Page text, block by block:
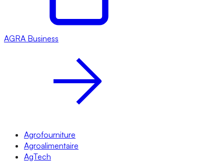
AGRA Business
Agrofourniture
Agroalimentaire
AgTech